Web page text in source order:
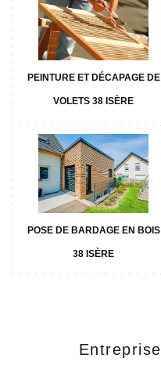
PEINTURE ET DÉCAPAGE DE
VOLETS 38 ISÈRE
POSE DE BARDAGE EN BOIS
38 ISÈRE